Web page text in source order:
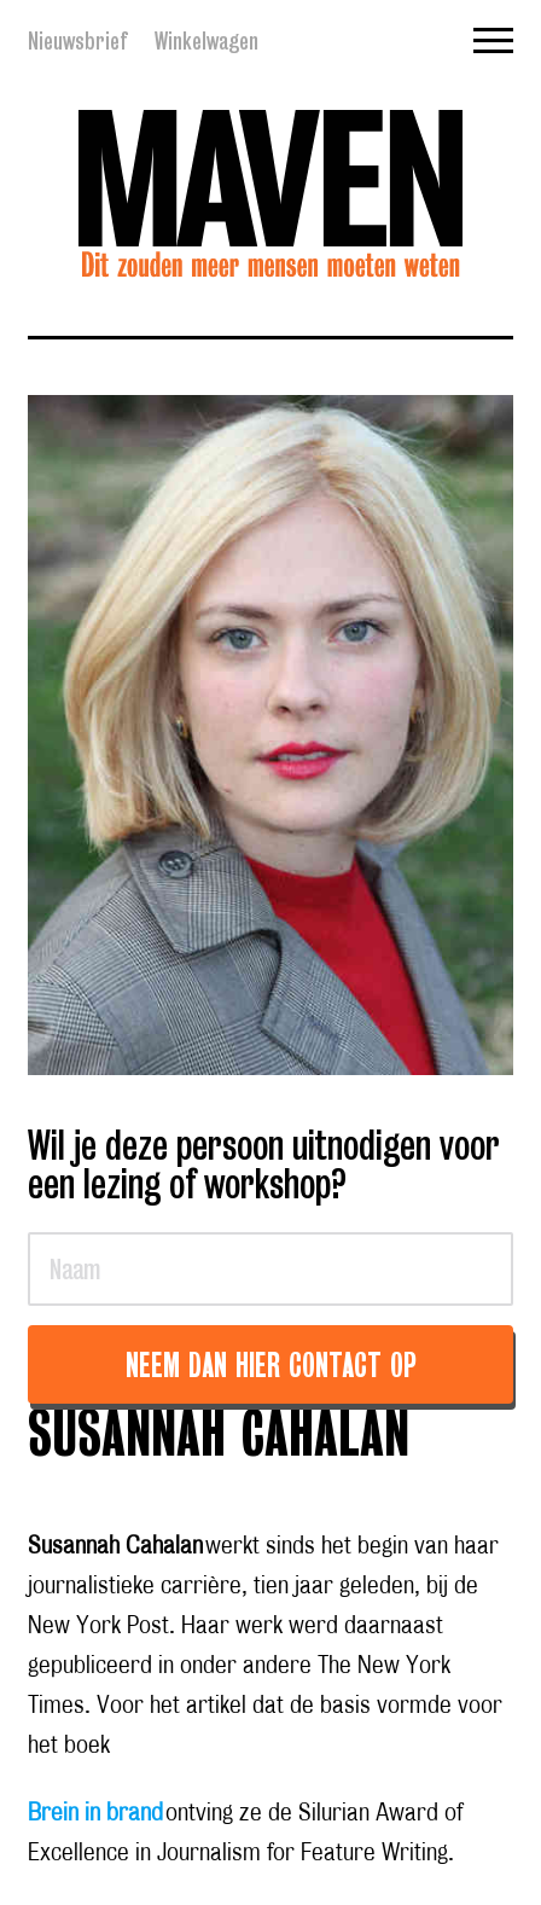
Nieuwsbrief Winkelwagen
Wil je deze persoon uitnodigen voor
een lezing of workshop?
NEEM DAN HIER CONTACT OP
SUSANNAH CAHALAN
Susannah Cahalanwerkt sinds het begin van haar
journalistieke carrière, tien jaar geleden, bij de
New York Post. Haar werk werd daarnaast
gepubliceerd in onder andere The New York
Times. Voor het artikel dat de basis vormde voor
het boek
Brein in brand ontving ze de Silurian Award of
Excellence in Journalism for Feature Writing.